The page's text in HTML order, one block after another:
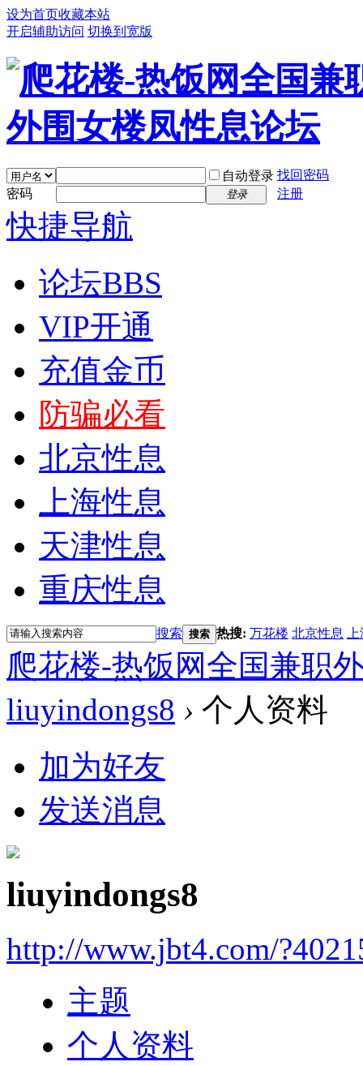
设为首页收藏本站
开启辅助访问 切换到宽版
自动登录 找回密码
密码
登录 注册
快捷导航
论坛BBS
VIP开通
充值金币
防骗必看
北京性息
上海性息
天津性息
重庆性息
搜索 搜索 热搜: 万花楼 北京性息
爬花楼-热饭网全国兼职
liuyindongs8 › 个人资料
加为好友
发送消息
liuyindongs8
http://www.jbt4.com/
主题
个人资料